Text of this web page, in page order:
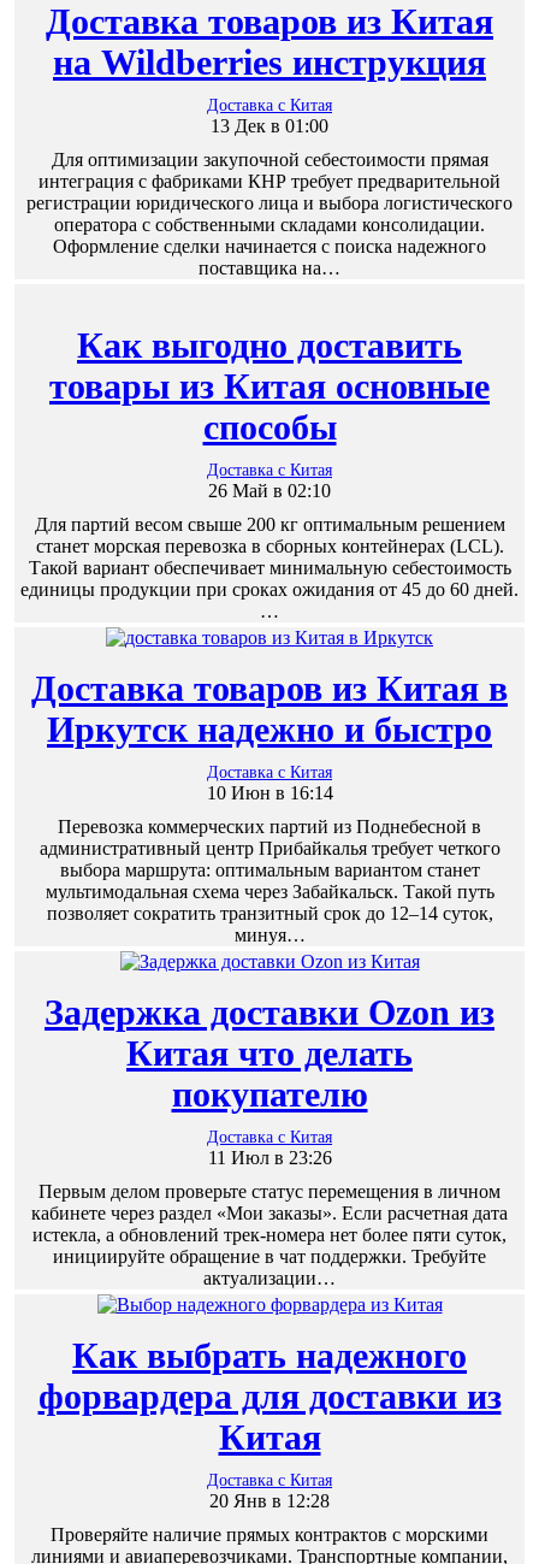
Доставка товаров из Китая
на Wildberries инструкция
Доставка с Китая
13 Дек в 01:00
Для оптимизации закупочной себестоимости прямая
интеграция с фабриками КНР требует предварительной
регистрации юридического лица и выбора логистического
оператора с собственными складами консолидации.
Оформление сделки начинается с поиска надежного
поставщика на…
Как выгодно доставить
товары из Китая основные
способы
Доставка с Китая
26 Май в 02:10
Для партий весом свыше 200 кг оптимальным решением
станет морская перевозка в сборных контейнерах (LCL).
Такой вариант обеспечивает минимальную себестоимость
единицы продукции при сроках ожидания от 45 до 60 дней.
…
Доставка товаров из Китая в
Иркутск надежно и быстро
Доставка с Китая
10 Июн в 16:14
Перевозка коммерческих партий из Поднебесной в
административный центр Прибайкалья требует четкого
выбора маршрута: оптимальным вариантом станет
мультимодальная схема через Забайкальск. Такой путь
позволяет сократить транзитный срок до 12–14 суток,
минуя…
Задержка доставки Ozon из
Китая что делать
покупателю
Доставка с Китая
11 Июл в 23:26
Первым делом проверьте статус перемещения в личном
кабинете через раздел «Мои заказы». Если расчетная дата
истекла, а обновлений трек-номера нет более пяти суток,
инициируйте обращение в чат поддержки. Требуйте
актуализации…
Как выбрать надежного
форвардера для доставки из
Китая
Доставка с Китая
20 Янв в 12:28
Проверяйте наличие прямых контрактов с морскими
линиями и авиаперевозчиками. Транспортные компании,